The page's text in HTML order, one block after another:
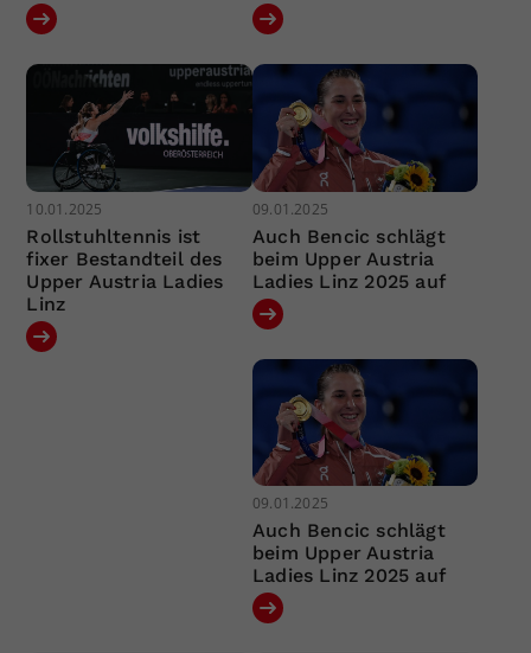
10.01.2025
Rollstuhltennis ist
fixer Bestandteil des
Upper Austria Ladies
Linz
09.01.2025
Auch Bencic schlägt
beim Upper Austria
Ladies Linz 2025 auf
09.01.2025
Auch Bencic schlägt
beim Upper Austria
Ladies Linz 2025 auf